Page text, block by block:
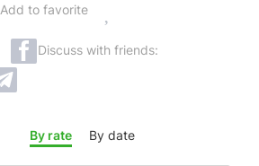
Add to favorite
Discuss with friends:
By rate By date